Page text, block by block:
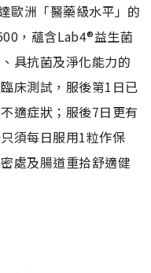
歐洲「醫藥級水平」的
，蘊含Lab4®益生菌
具抗菌及淨化能力的
床測試，服後第1日已
適症狀；服後7日更有
須每日服用1粒作保
處及腸道重拾舒適健